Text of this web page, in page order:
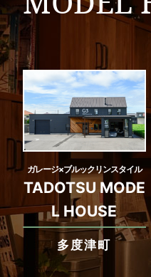
ガレージ×ブルックリンスタイル
TADOTSU MODE
L HOUSE
多度津町